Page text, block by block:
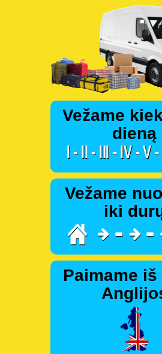
Vežame
dieną
Vežame
iki
Paimame